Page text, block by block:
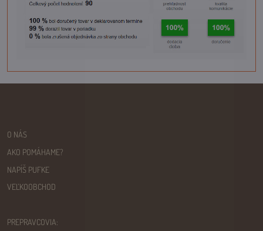
O NÁS
AKO POMÁHAME?
NAPÍŠ PUFKE
VEĽKOOBCHOD
PREPRAVCOVIA: